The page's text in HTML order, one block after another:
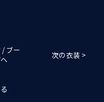
/ ブー
次の衣装 >